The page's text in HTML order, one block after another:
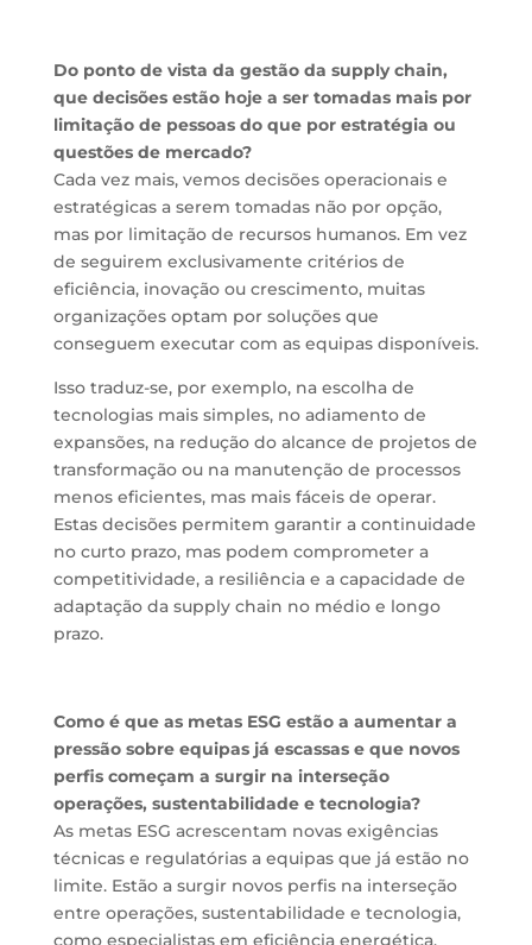
Do ponto de vista da gestão da supply chain,
que decisões estão hoje a ser tomadas mais por
limitação de pessoas do que por estratégia ou
questões de mercado?
Cada vez mais, vemos decisões operacionais e
estratégicas a serem tomadas não por opção,
mas por limitação de recursos humanos. Em vez
de seguirem exclusivamente critérios de
eficiência, inovação ou crescimento, muitas
organizações optam por soluções que
conseguem executar com as equipas disponíveis.
Isso traduz-se, por exemplo, na escolha de
tecnologias mais simples, no adiamento de
expansões, na redução do alcance de projetos de
transformação ou na manutenção de processos
menos eficientes, mas mais fáceis de operar.
Estas decisões permitem garantir a continuidade
no curto prazo, mas podem comprometer a
competitividade, a resiliência e a capacidade de
adaptação da supply chain no médio e longo
prazo.
Como é que as metas ESG estão a aumentar a
pressão sobre equipas já escassas e que novos
perfis começam a surgir na interseção
operações, sustentabilidade e tecnologia?
As metas ESG acrescentam novas exigências
técnicas e regulatórias a equipas que já estão no
limite. Estão a surgir novos perfis na interseção
entre operações, sustentabilidade e tecnologia,
como especialistas em eficiência energética,